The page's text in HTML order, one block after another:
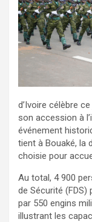
d’Ivoire célèbre
son accession à
événement
tient à Bouaké, la
choisie pour
Au total, 4 900
de Sécurité
par 550 engins
illustrant les